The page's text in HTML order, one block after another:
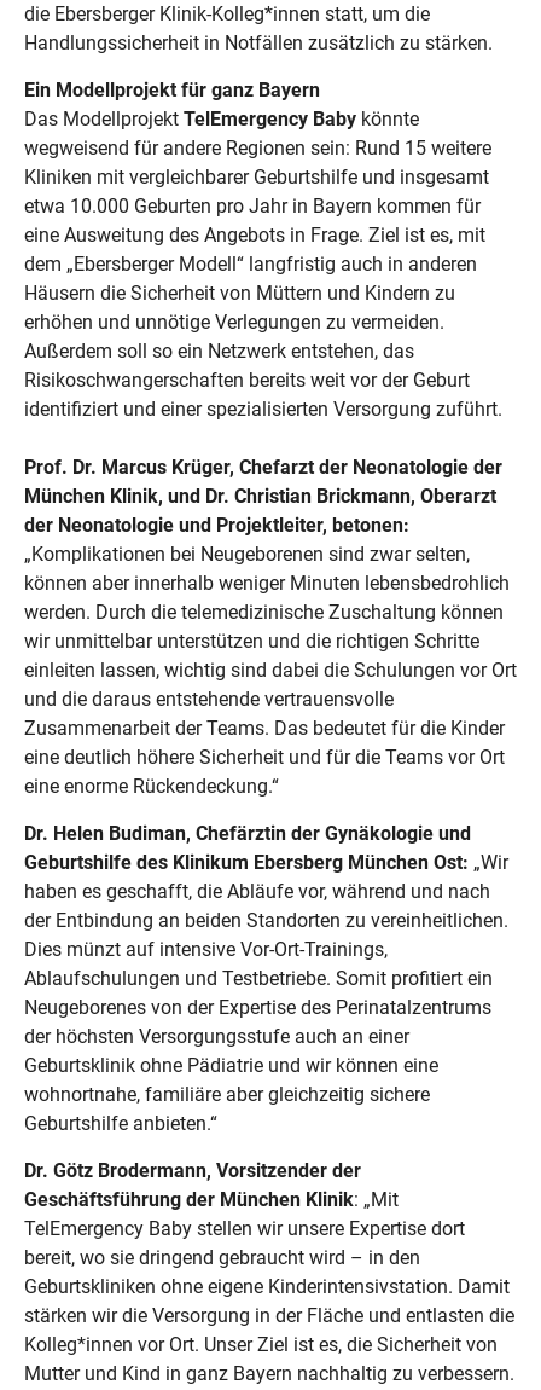
die Ebersberger Klinik-Kolleg*innen statt, um die
Handlungssicherheit in Notfällen zusätzlich zu stärken.
Ein Modellprojekt für ganz Bayern
Das Modellprojekt TelEmergency Baby könnte
wegweisend für andere Regionen sein: Rund 15 weitere
Kliniken mit vergleichbarer Geburtshilfe und insgesamt
etwa 10.000 Geburten pro Jahr in Bayern kommen für
eine Ausweitung des Angebots in Frage. Ziel ist es, mit
dem „Ebersberger Modell“ langfristig auch in anderen
Häusern die Sicherheit von Müttern und Kindern zu
erhöhen und unnötige Verlegungen zu vermeiden.
Außerdem soll so ein Netzwerk entstehen, das
Risikoschwangerschaften bereits weit vor der Geburt
identifiziert und einer spezialisierten Versorgung zuführt.
Prof. Dr. Marcus Krüger, Chefarzt der Neonatologie der
München Klinik, und Dr. Christian Brickmann, Oberarzt
der Neonatologie und Projektleiter, betonen:
„Komplikationen bei Neugeborenen sind zwar selten,
können aber innerhalb weniger Minuten lebensbedrohlich
werden. Durch die telemedizinische Zuschaltung können
wir unmittelbar unterstützen und die richtigen Schritte
einleiten lassen, wichtig sind dabei die Schulungen vor Ort
und die daraus entstehende vertrauensvolle
Zusammenarbeit der Teams. Das bedeutet für die Kinder
eine deutlich höhere Sicherheit und für die Teams vor Ort
eine enorme Rückendeckung.“
Dr. Helen Budiman, Chefärztin der Gynäkologie und
Geburtshilfe des Klinikum Ebersberg München Ost: „Wir
haben es geschafft, die Abläufe vor, während und nach
der Entbindung an beiden Standorten zu vereinheitlichen.
Dies münzt auf intensive Vor-Ort-Trainings,
Ablaufschulungen und Testbetriebe. Somit profitiert ein
Neugeborenes von der Expertise des Perinatalzentrums
der höchsten Versorgungsstufe auch an einer
Geburtsklinik ohne Pädiatrie und wir können eine
wohnortnahe, familiäre aber gleichzeitig sichere
Geburtshilfe anbieten.“
Dr. Götz Brodermann, Vorsitzender der
Geschäftsführung der München Klinik: „Mit
TelEmergency Baby stellen wir unsere Expertise dort
bereit, wo sie dringend gebraucht wird – in den
Geburtskliniken ohne eigene Kinderintensivstation. Damit
stärken wir die Versorgung in der Fläche und entlasten die
Kolleg*innen vor Ort. Unser Ziel ist es, die Sicherheit von
Mutter und Kind in ganz Bayern nachhaltig zu verbessern.